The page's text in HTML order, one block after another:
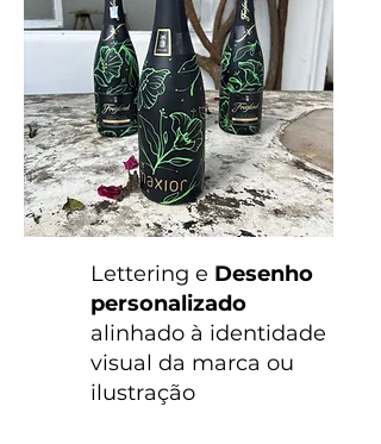
Lettering e Desenho
personalizado
alinhado à identidade
visual da marca ou
ilustração